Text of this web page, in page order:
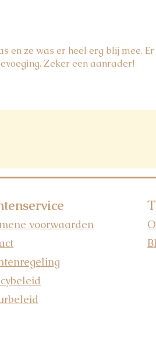
en ze was er heel erg blij mee.
Zeker een aanrader!
voorwaarden